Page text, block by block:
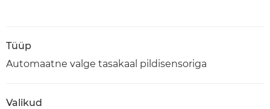
Tüüp
Automaatne valge tasakaal pildisensoriga
Valikud